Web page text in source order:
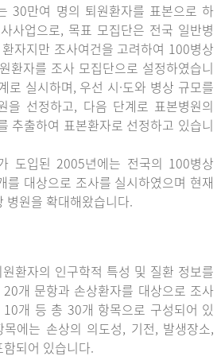
30만여 명의 퇴원환자를 표본으로 하
사업으로, 목표 모집단은 전국 일반병
자지만 조사여건을 고려하여 100병상
환자를 조사 모집단으로 설정하였습니
로 실시하며, 우선 시·도와 병상 규모를
을 선정하고, 다음 단계로 표본병원의
추출하여 표본환자로 선정하고 있습니
도입된 2005년에는 전국의 100병상
를 대상으로 조사를 실시하였으며 현재
병원을 확대해왔습니다.
환자의 인구학적 특성 및 질환 정보를
개 문항과 손상환자를 대상으로 조사
개 등 총 30개 항목으로 구성되어 있
에는 손상의 의도성, 기전, 발생장소,
되어 있습니다.